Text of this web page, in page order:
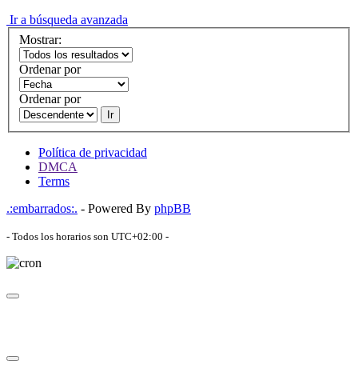
Ir a búsqueda avanzada
Mostrar:
Ordenar por
Ordenar por
Ir
Política de privacidad
DMCA
Terms
.:embarrados:. - Powered By phpBB
- Todos los horarios son UTC+02:00 -